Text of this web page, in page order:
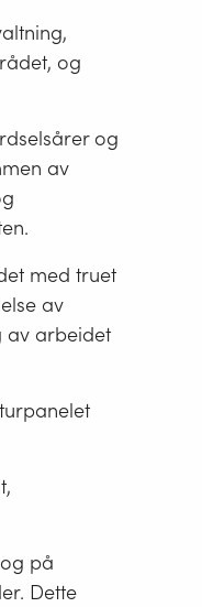
og
og
av
med truet
av
av arbeidet
på
Dette